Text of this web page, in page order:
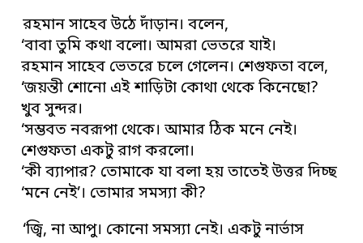
রহমান সাহেব উঠে দাঁড়ান। বলেন,
‘বাবা তুমি কথা বলো। আমরা ভেতরে যাই।
রহমান সাহেব ভেতরে চলে গেলেন। শেগুফতা বলে,
‘জয়ন্তী শোনো এই শাড়িটা কোথা থেকে কিনেছো?
খুব সুন্দর।
‘সম্ভবত নবরূপা থেকে। আমার ঠিক মনে নেই।
শেগুফতা একটু রাগ করলো।
‘কী ব্যাপার? তোমাকে যা বলা হয় তাতেই উত্তর দিচ্ছ
‘মনে নেই’। তোমার সমস্যা কী?
‘জ্বি, না আপু। কোনো সমস্যা নেই। একটু নার্ভাস